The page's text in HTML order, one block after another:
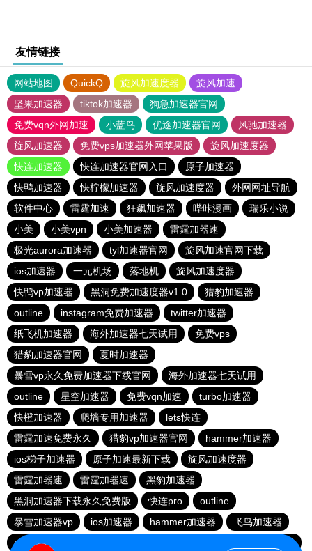
友情链接
网站地图 QuickQ 旋风加速度器
旋风加速
坚果加速器
tiktok加速器
狗急加速器官网
免费vqn外网加速
小蓝鸟 优途加速器官网
风驰加速器
旋风加速器
免费vps加速器外网苹果版
旋风加速度器
快连加速器
快连加速器官网入口
原子加速器
快鸭加速器
快柠檬加速器 旋风加速度器
外网网址导航
软件中心
雷霆加速 狂飙加速器 哔咔漫画
瑞乐小说
小美
小美vpn 小美加速器
雷霆加器速
极光aurora加速器
tyl加速器官网
旋风加速官网下载
ios加速器
一元机场 落地机
旋风加速度器
快鸭vp加速器
黑洞免费加速度器v1.0
猎豹加速器
outline
instagram免费加速器
twitter加速器
纸飞机加速器
海外加速器七天试用
免费vps
猎豹加速器官网
夏时加速器
暴雪vp永久免费加速器下载官网
海外加速器七天试用
outline
星空加速器 免费vqn加速
turbo加速器
快橙加速器
爬墙专用加速器
lets快连
雷霆加速免费永久
猎豹vp加速器官网
hammer加速器
ios梯子加速器
原子加速最新下载
旋风加速度器
雷霆加器速
雷霆加器速
黑豹加速器
黑洞加速器下载永久免费版
快连pro
outline
暴雪加速器vp
ios加速器 hammer加速器
飞鸟加速器
outline
黑洞nvp加速器